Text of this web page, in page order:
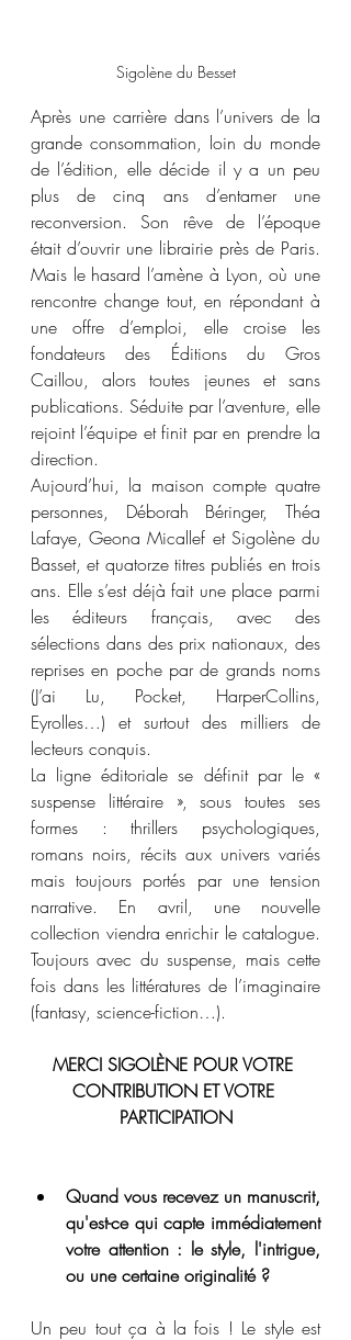
Sigolène du Besset
Après une carrière dans l’univers de la
grande consommation, loin du monde
de l’édition, elle décide il y a un peu
plus de cinq ans d’entamer une
reconversion. Son rêve de l’époque
était d’ouvrir une librairie près de Paris.
Mais le hasard l’amène à Lyon, où une
rencontre change tout, en répondant à
une offre d’emploi, elle croise les
fondateurs des Éditions du Gros
Caillou, alors toutes jeunes et sans
publications. Séduite par l’aventure, elle
rejoint l’équipe et finit par en prendre la
direction.
Aujourd’hui, la maison compte quatre
personnes, Déborah Béringer, Théa
Lafaye, Geona Micallef et Sigolène du
Basset, et quatorze titres publiés en trois
ans. Elle s’est déjà fait une place parmi
les éditeurs français, avec des
sélections dans des prix nationaux, des
reprises en poche par de grands noms
(J’ai Lu, Pocket, HarperCollins,
Eyrolles…) et surtout des milliers de
lecteurs conquis.
La ligne éditoriale se définit par le «
suspense littéraire », sous toutes ses
formes : thrillers psychologiques,
romans noirs, récits aux univers variés
mais toujours portés par une tension
narrative. En avril, une nouvelle
collection viendra enrichir le catalogue.
Toujours avec du suspense, mais cette
fois dans les littératures de l’imaginaire
(fantasy, science-fiction…).
MERCI SIGOLÈNE POUR VOTRE
CONTRIBUTION ET VOTRE
PARTICIPATION
Quand vous recevez un manuscrit,
qu'est-ce qui capte immédiatement
votre attention : le style, l'intrigue,
ou une certaine originalité ?
Un peu tout ça à la fois ! Le style est